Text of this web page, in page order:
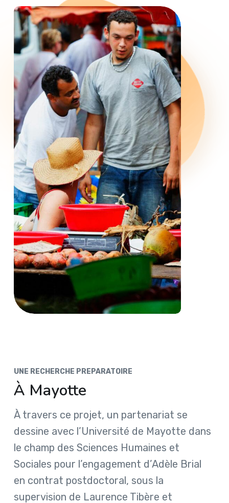
UNE RECHERCHE PREPARATOIRE
À Mayotte
À travers ce projet, un partenariat se
dessine avec l’Université de Mayotte dans
le champ des Sciences Humaines et
Sociales pour l’engagement d’Adèle Brial
en contrat postdoctoral, sous la
supervision de Laurence Tibère et